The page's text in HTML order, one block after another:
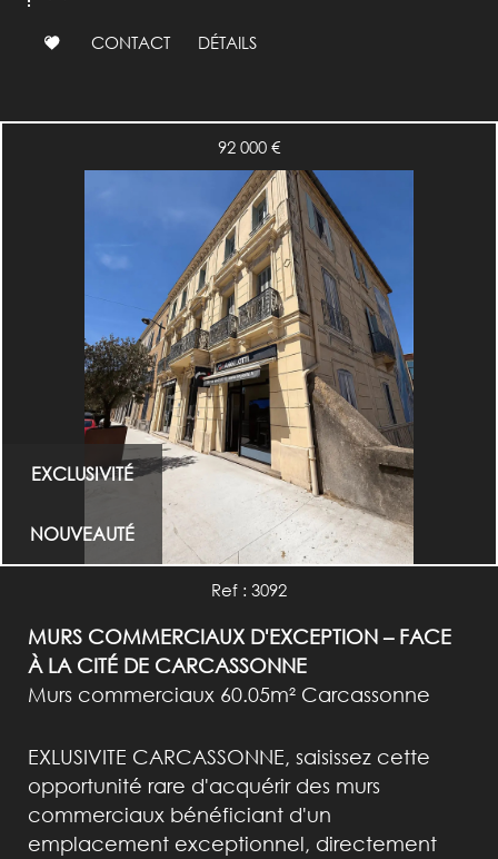
CONTACT DÉTAILS
EXCLUSIVITÉ
NOUVEAUTÉ
92 000 €
Ref : 3092
MURS COMMERCIAUX D'EXCEPTION – FACE
À LA CITÉ DE CARCASSONNE
Murs commerciaux 60.05m² Carcassonne
EXLUSIVITE CARCASSONNE, saisissez cette
opportunité rare d'acquérir des murs
commerciaux bénéficiant d'un
emplacement exceptionnel, directement